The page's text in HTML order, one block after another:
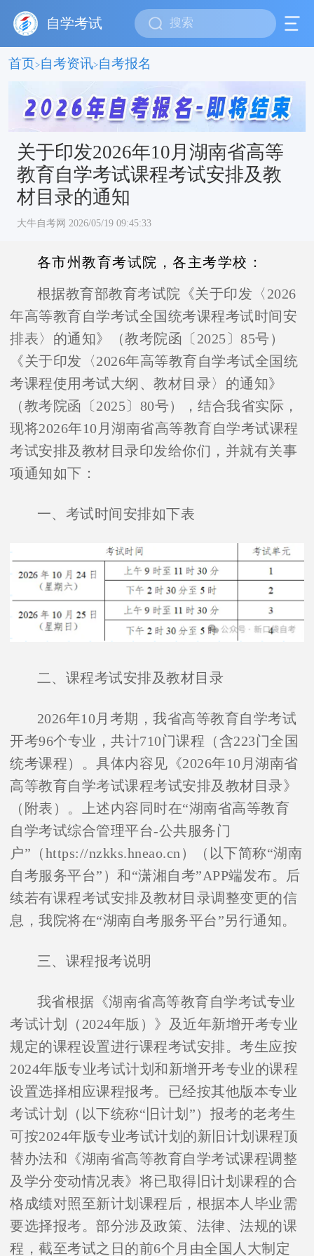
自学考试
首页>自考资讯>自考报名
关于印发2026年10月湖南省高等
教育自学考试课程考试安排及教
材目录的通知
大牛自考网 2026/05/19 09:45:33
各市州教育考试院，各主考学校：
根据教育部教育考试院《关于印发〈 2026
年高等教育自学考试全国统考课程考试时间安
排表〉的通知》（教考院函〔 2025 〕85号）
《关于印发〈2026年高等教育自学考试全国统
考课程使用考试大纲、教材目录〉的通知》
（教考院函〔 2025〕 80号），结合我省实际，
现将2026年10 月湖南省高等教育自学考试课程
考试安排及教材目录印发给你们，并就有关事
项通知如下：
一、考试时间安排如下表
二、课程考试安排及教材目录
2026年10月考期，我省高等教育自学考试
开考96个专业，共计710门课程（含223门全国
统考课程）。具体内容见《2026年10 月湖南省
高等教育自学考试课程考试安排及教材目录》
（附表）。上述内容同时在“湖南省高等教育
自学考试综合管理平台-公共服务门
户”（https://nzkks.hneao.cn ）（以下简称“湖南
自考服务平台”）和“潇湘自考”APP端发布。后
续若有课程考试安排及教材目录调整变更的信
息，我院将在“湖南自考服务平台”另行通知。
三、课程报考说明
我省根据《湖南省高等教育自学考试专业
考试计划（ 2024年版）》及近年新增开考专业
规定的课程设置进行课程考试安排。考生应按
2024年版专业考试计划和新增开考专业的课程
设置选择相应课程报考。已经按其他版本专业
考试计划（以下统称“旧计划”）报考的老考生
可按2024年版专业考试计划的新旧计划课程顶
替办法和《湖南省高等教育自学考试课程调整
及学分变动情况表》将已取得旧计划课程的合
格成绩对照至新计划课程后，根据本人毕业需
要选择报考。部分涉及政策、法律、法规的课
程，截至考试之日的前6个月由全国人大制定